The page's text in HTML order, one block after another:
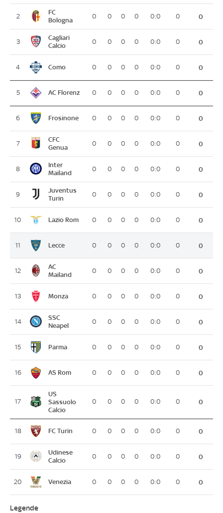
2
FC
Bologna
0 0 0 0 0:0 0 0
3
Cagliari
Calcio
0 0 0 0 0:0 0 0
4 Como 0 0 0 0 0:0 0 0
5 AC Florenz 0 0 0 0 0:0 0 0
6 Frosinone 0 0 0 0 0:0 0 0
7
CFC
Genua
0 0 0 0 0:0 0 0
8
Inter
Mailand
0 0 0 0 0:0 0 0
9
Juventus
Turin
0 0 0 0 0:0 0 0
10 Lazio Rom 0 0 0 0 0:0 0 0
11 Lecce 0 0 0 0 0:0 0 0
12
AC
Mailand
0 0 0 0 0:0 0 0
13 Monza 0 0 0 0 0:0 0 0
14
SSC
Neapel
0 0 0 0 0:0 0 0
15 Parma 0 0 0 0 0:0 0 0
16 AS Rom 0 0 0 0 0:0 0 0
17
US
Sassuolo
Calcio
0 0 0 0 0:0 0 0
18 FC Turin 0 0 0 0 0:0 0 0
19
Udinese
Calcio
0 0 0 0 0:0 0 0
20 Venezia 0 0 0 0 0:0 0 0
Legende